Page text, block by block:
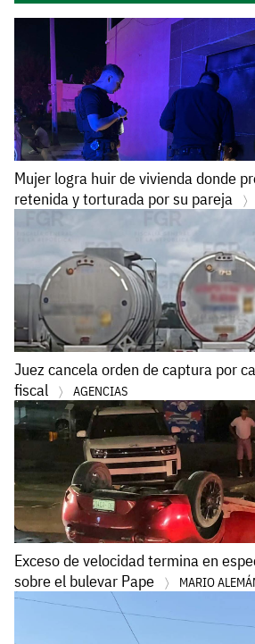
Mujer logra huir de vivienda donde
retenida y torturada por su pareja
Juez cancela orden de captura por
fiscal
AGENCIAS
Exceso de velocidad termina en
sobre el bulevar Pape
MARIO